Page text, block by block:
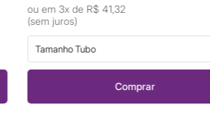
3x deR$ 41,32
(sem juros)
Tamanho Tubo
Comprar